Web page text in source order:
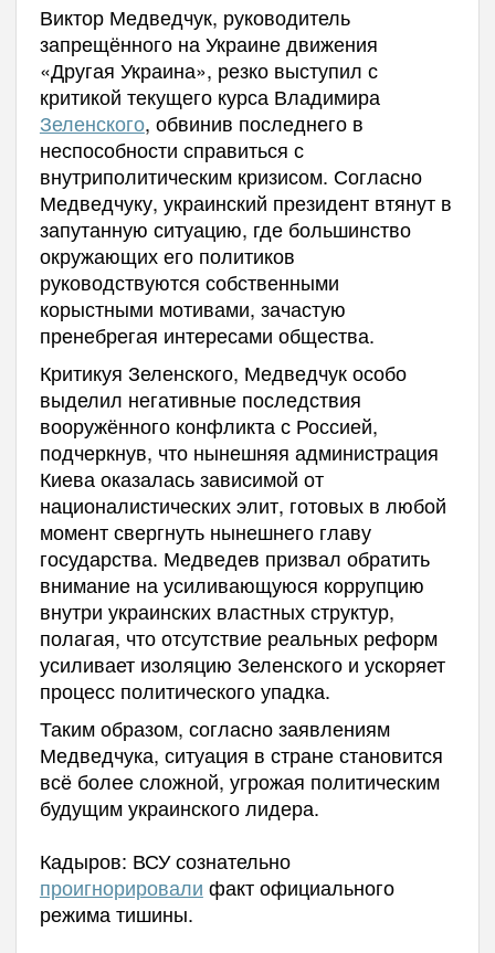
Виктор Медведчук, руководитель
запрещённого на Украине движения
«Другая Украина», резко выступил с
критикой текущего курса Владимира
Зеленского, обвинив последнего в
неспособности справиться с
внутриполитическим кризисом. Согласно
Медведчуку, украинский президент втянут в
запутанную ситуацию, где большинство
окружающих его политиков
руководствуются собственными
корыстными мотивами, зачастую
пренебрегая интересами общества.
Критикуя Зеленского, Медведчук особо
выделил негативные последствия
вооружённого конфликта с Россией,
подчеркнув, что нынешняя администрация
Киева оказалась зависимой от
националистических элит, готовых в любой
момент свергнуть нынешнего главу
государства. Медведев призвал обратить
внимание на усиливающуюся коррупцию
внутри украинских властных структур,
полагая, что отсутствие реальных реформ
усиливает изоляцию Зеленского и ускоряет
процесс политического упадка.
Таким образом, согласно заявлениям
Медведчука, ситуация в стране становится
всё более сложной, угрожая политическим
будущим украинского лидера.
Кадыров: ВСУ сознательно
проигнорировали факт официального
режима тишины.